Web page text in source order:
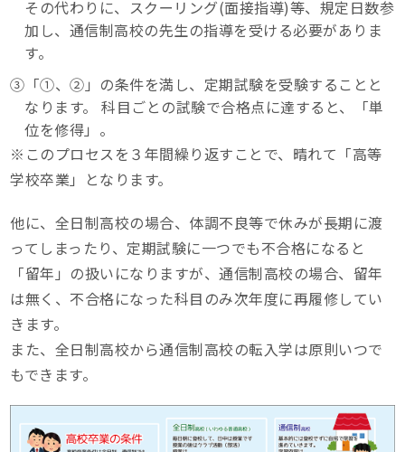
その代わりに、スクーリング(面接指導)等、規定日数参
加し、通信制高校の先生の指導を受ける必要がありま
す。
③「①、②」の条件を満し、定期試験を受験することと
なります。 科目ごとの試験で合格点に達すると、「単
位を修得」。
※このプロセスを３年間繰り返すことで、晴れて「高等
学校卒業」となります。
他に、全日制高校の場合、体調不良等で休みが長期に渡
ってしまったり、定期試験に一つでも不合格になると
「留年」の扱いになりますが、通信制高校の場合、留年
は無く、不合格になった科目のみ次年度に再履修してい
きます。
また、全日制高校から通信制高校の転入学は原則いつで
もできます。